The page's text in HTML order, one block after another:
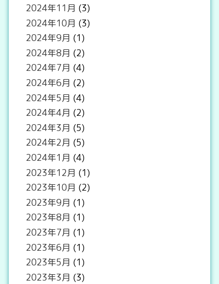
2024年11月 (3)
2024年10月 (3)
2024年9月 (1)
2024年8月 (2)
2024年7月 (4)
2024年6月 (2)
2024年5月 (4)
2024年4月 (2)
2024年3月 (5)
2024年2月 (5)
2024年1月 (4)
2023年12月 (1)
2023年10月 (2)
2023年9月 (1)
2023年8月 (1)
2023年7月 (1)
2023年6月 (1)
2023年5月 (1)
2023年3月 (3)